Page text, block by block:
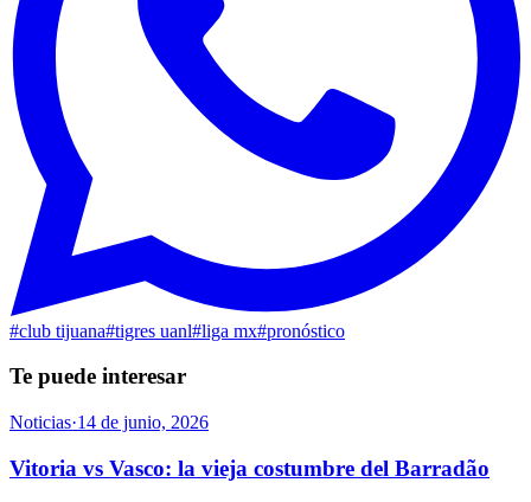
#club tijuana#tigres uanl#liga mx#pronóstico
Te puede interesar
Noticias·14 de junio, 2026
Vitoria vs Vasco: la vieja costumbre del Barradão